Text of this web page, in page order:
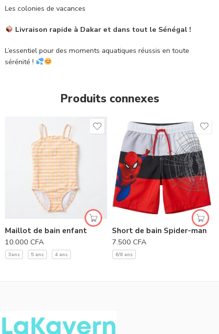
Les colonies de vacances
Livraison rapide à Dakar et dans tout le Sénégal !
L’essentiel pour des moments aquatiques réussis en toute
sérénité !
Produits connexes
Maillot de bain enfant
10.000 CFA
3ans 5 ans 4 ans
Short de bain Spider-man
7.500 CFA
6/8 ans